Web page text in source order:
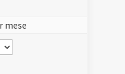
mese